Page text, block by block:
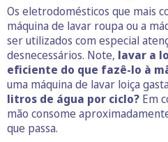
Os eletrodomésticos que mais
máquina de lavar roupa ou a
ser utilizados com especial
desnecessários. Note, lavar a
eficiente do que fazê-lo à
uma máquina de lavar loiça
litros de água por ciclo? Em
mão consome
que passa.